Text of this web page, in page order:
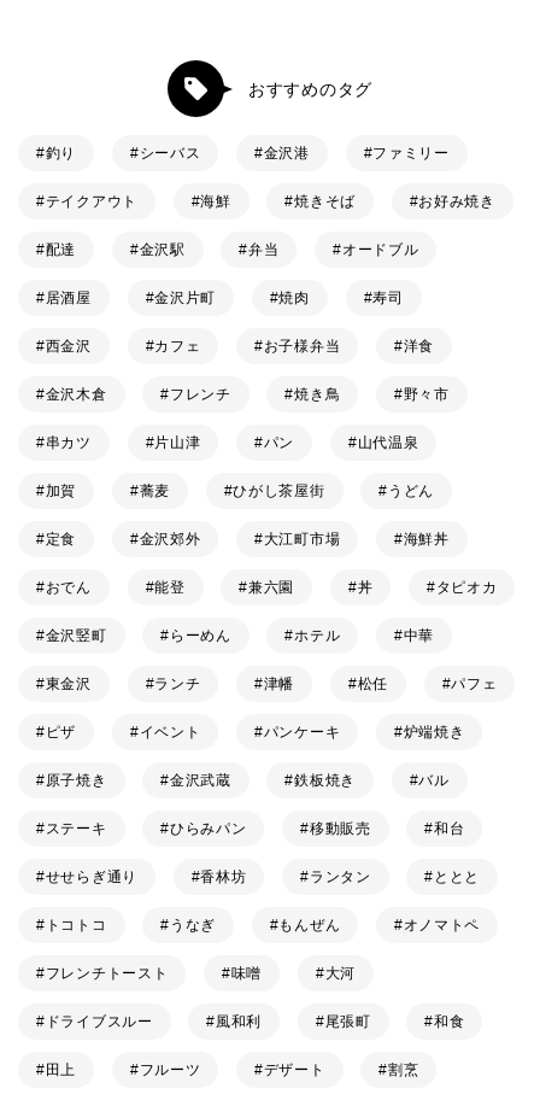
おすすめのタグ
釣り シーバス 金沢港 ファミリー
テイクアウト 海鮮 焼きそば お好み焼き
配達 金沢駅 弁当 オードブル
居酒屋 金沢片町 焼肉 寿司
西金沢 カフェ お子様弁当 洋食
金沢木倉 フレンチ 焼き鳥 野々市
串カツ 片山津 パン 山代温泉
加賀 蕎麦 ひがし茶屋街 うどん
定食 金沢郊外 大江町市場 海鮮丼
おでん 能登 兼六園 丼 タピオカ
金沢竪町 らーめん ホテル 中華
東金沢 ランチ 津幡 松任 パフェ
ピザ イベント パンケーキ 炉端焼き
原子焼き 金沢武蔵 鉄板焼き バル
ステーキ ひらみパン 移動販売 和台
せせらぎ通り 香林坊 ランタン ととと
トコトコ うなぎ もんぜん オノマトペ
フレンチトースト 味噌 大河
ドライブスルー 風和利 尾張町 和食
田上 フルーツ デザート 割烹